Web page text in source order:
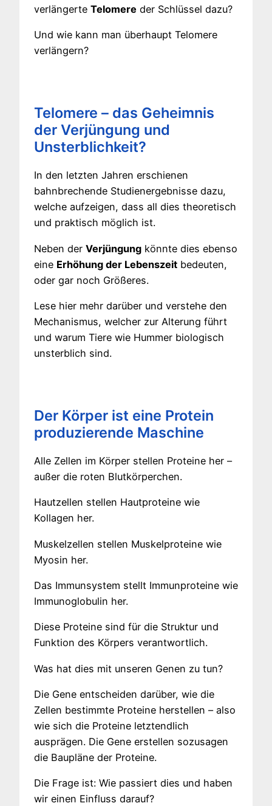
verlängerte Telomere der Schlüssel dazu?
Und wie kann man überhaupt Telomere
verlängern?
Telomere – das Geheimnis
der Verjüngung und
Unsterblichkeit?
In den letzten Jahren erschienen
bahnbrechende Studienergebnisse dazu,
welche aufzeigen, dass all dies theoretisch
und praktisch möglich ist.
Neben der Verjüngung könnte dies ebenso
eine Erhöhung der Lebenszeit bedeuten,
oder gar noch Größeres.
Lese hier mehr darüber und verstehe den
Mechanismus, welcher zur Alterung führt
und warum Tiere wie Hummer biologisch
unsterblich sind.
Der Körper ist eine Protein
produzierende Maschine
Alle Zellen im Körper stellen Proteine her –
außer die roten Blutkörperchen.
Hautzellen stellen Hautproteine wie
Kollagen her.
Muskelzellen stellen Muskelproteine wie
Myosin her.
Das Immunsystem stellt Immunproteine wie
Immunoglobulin her.
Diese Proteine sind für die Struktur und
Funktion des Körpers verantwortlich.
Was hat dies mit unseren Genen zu tun?
Die Gene entscheiden darüber, wie die
Zellen bestimmte Proteine herstellen – also
wie sich die Proteine letztendlich
ausprägen. Die Gene erstellen sozusagen
die Baupläne der Proteine.
Die Frage ist: Wie passiert dies und haben
wir einen Einfluss darauf?